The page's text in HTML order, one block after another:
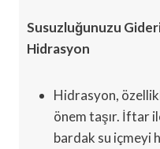
Susuzluğunuzu
Hidrasyon
Hidrasyon,
önem taşır. İftar
bardak su içmeyi